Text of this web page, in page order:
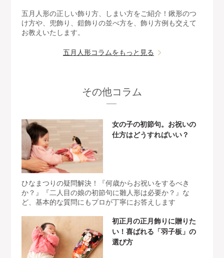
五月人形の正しい飾り方、しまい方をご紹介！鍬形のつ
け方や、兜飾り、鎧飾りの並べ方を、飾り方例も交えて
お教えいたします。
五月人形コラムをもっと見る
その他コラム
女の子の初節句。お祝いの
仕方はどうすればいい？
ひなまつりの疑問解決！『何歳からお祝いをするべき
か？』『二人目の娘の初節句に雛人形は必要か？』な
ど、基本的な質問にもプロが丁寧にお答えします
初正月の正月飾りに贈りた
い！喜ばれる「羽子板」の
選び方